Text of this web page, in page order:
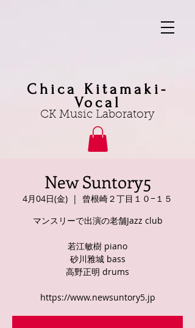
Chica Kitamaki-
Vocal
CK Music Laboratory
New Suntory5
4月04日(金)
  |
曾根崎２丁目１０−１５
マンスリーで出演の老舗Jazz club
若江敏樹 piano
砂川雅城 bass
高野正明 drums
https://www.newsuntory5.jp